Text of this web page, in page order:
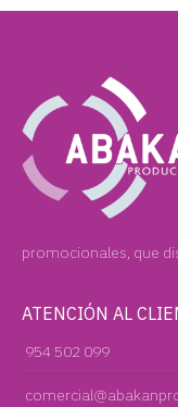
promocionales, que
ATENCIÓN AL
954 502 099